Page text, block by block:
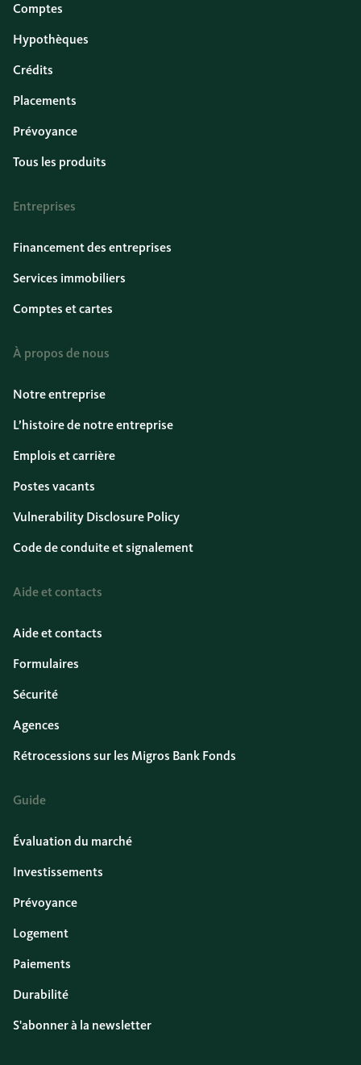
Comptes
Hypothèques
Crédits
Placements
Prévoyance
Tous les produits
Entreprises
Financement des entreprises
Services immobiliers
Comptes et cartes
À propos de nous
Notre entreprise
L’histoire de notre entreprise
Emplois et carrière
Postes vacants
Vulnerability Disclosure Policy
Code de conduite et signalement
Aide et contacts
Aide et contacts
Formulaires
Sécurité
Agences
Rétrocessions sur les Migros Bank Fonds
Guide
Évaluation du marché
Investissements
Prévoyance
Logement
Paiements
Durabilité
S'abonner à la newsletter